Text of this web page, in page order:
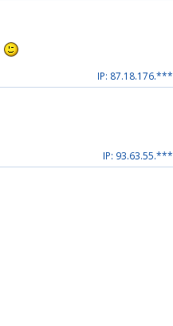
IP: 87.18.176.***
IP: 93.63.55.***